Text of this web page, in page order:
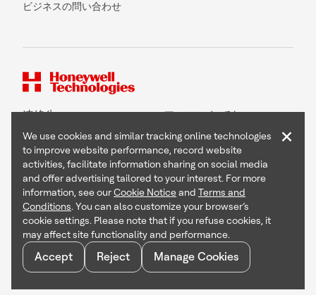
ビジネスの問い合わせ
連絡先 フォローしてね
Copyright © 2026 Honeywell International Inc
Terms & Conditions
Privacy Statement
Your Privacy Choices
Cookie Notice
Global Unsubscribe
We use cookies and similar tracking online technologies
to improve website performance, record website
activities, facilitate information sharing on social media
and offer advertising tailored to your interest. For more
information, see ourCookie Noticeand Terms and
Conditions. You can also customize your browser’s
cookie settings. Please note that if you refuse cookies, it
may affect site functionality and performance.
Accept Reject Manage Cookies
×